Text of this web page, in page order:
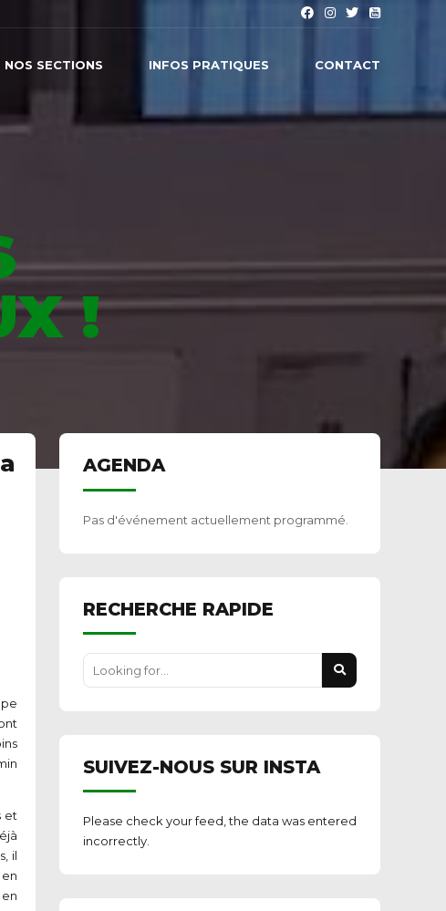
NOS SECTIONS INFOS PRATIQUES CONTACT
!
et
il
AGENDA
Pas d'événement actuellement programmé.
RECHERCHE RAPIDE
SUIVEZ-NOUS SUR INSTA
Please check your feed, the data was entered
incorrectly.